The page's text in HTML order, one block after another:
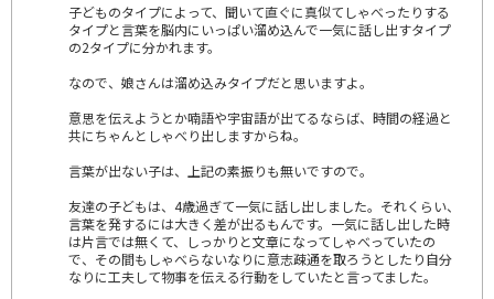
子どものタイプによって、聞いて直ぐに真似てしゃべったりする
タイプと言葉を脳内にいっぱい溜め込んで一気に話し出すタイプ
の2タイプに分かれます。
なので、娘さんは溜め込みタイプだと思いますよ。
意思を伝えようとか喃語や宇宙語が出てるならば、時間の経過と
共にちゃんとしゃべり出しますからね。
言葉が出ない子は、上記の素振りも無いですので。
友達の子どもは、4歳過ぎて一気に話し出しました。それくらい、
言葉を発するには大きく差が出るもんです。一気に話し出した時
は片言では無くて、しっかりと文章になってしゃべっていたの
で、その間もしゃべらないなりに意志疎通を取ろうとしたり自分
なりに工夫して物事を伝える行動をしていたと言ってました。